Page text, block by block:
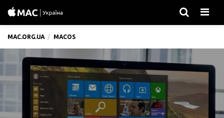
MAC.ORG.UA MACOS